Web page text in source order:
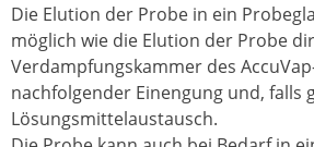
Die Elution der Probe in ein
möglich wie die Elution der Probe
Verdampfungskammer des
nachfolgender Einengung und, falls
Lösungsmittelaustausch.